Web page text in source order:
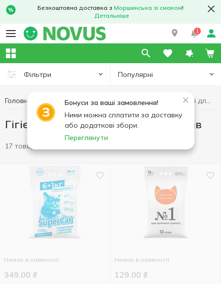
Безкоштовна доставка з Моршинська зі смаком!
Детальніше
1
Фільтри Популярні
Бонуси за ваші замовлення!
Ними можна сплатити за доставку
або додаткові збори.
Переглянути
Головна Товари для тварин Гігієнічні наповнювачі для туалетів
Гігієнічні наповнювачі для туалетів
17 товарів
Немає в наявності
349.00 ₴
Немає в наявності
129.00 ₴